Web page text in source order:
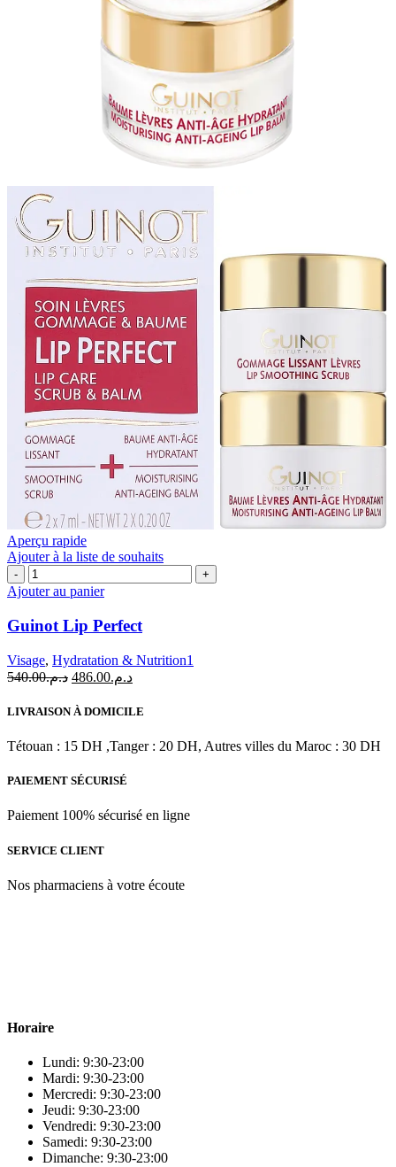
Aperçu rapide
Ajouter à la liste de souhaits
quantité
de
Lip
Perfect
Ajouter au panier
Guinot Lip Perfect
Visage, Hydratation & Nutrition1
د.م.540.00
Le
initial
د.م.486.00
Le
actuel
د.م.486.00.
LIVRAISON À DOMICILE
Tétouan : 15 DH ,Tanger : 20 DH, Autres villes du Maroc : 30 DH
PAIEMENT SÉCURISÉ
Paiement 100% sécurisé en ligne
SERVICE CLIENT
Nos pharmaciens à votre écoute
Horaire
Lundi: 9:30-23:00
Mardi: 9:30-23:00
Mercredi: 9:30-23:00
Jeudi: 9:30-23:00
Vendredi: 9:30-23:00
Samedi: 9:30-23:00
Dimanche: 9:30-23:00